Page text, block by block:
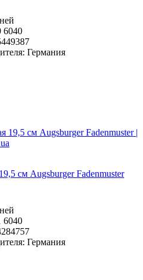
6040
Германия
см Augsburger Fadenmuster
6040
Германия